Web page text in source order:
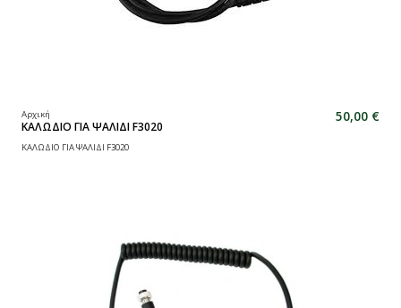
Αρχική
ΚΑΛΩΔΙΟ ΓΙΑ ΨΑΛΙΔΙ F3020
50,00 €
ΚΑΛΩΔΙΟ ΓΙΑ ΨΑΛΙΔΙ F3020